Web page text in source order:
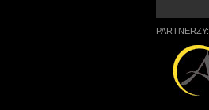
PARTNERZY: